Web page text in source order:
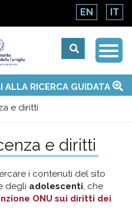
EN IT
ALLA RICERCA GUIDATA
e diritti
e diritti
i contenuti del sito
degli adolescenti, che
ONU sui diritti dei